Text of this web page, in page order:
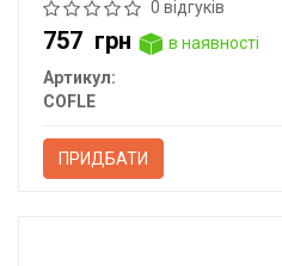
0 відгуків
757 грн
в наявності
Артикул:
COFLE
ПРИДБАТИ